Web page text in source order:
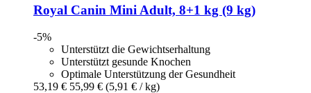
Royal Canin Mini Adult, 8+1 kg (9 kg)
-5%
Unterstützt die Gewichtserhaltung
Unterstützt gesunde Knochen
Optimale Unterstützung der Gesundheit
53,19 € 55,99 € (5,91 € / kg)